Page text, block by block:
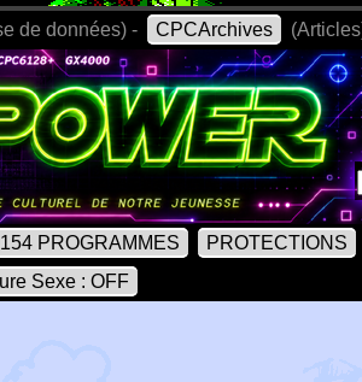
de données) - CPCArchives
PROGRAMMES PROTECTIONS
Sexe : OFF